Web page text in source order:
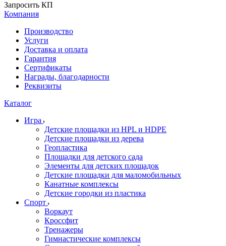
Запросить КП
Компания
Производство
Услуги
Доставка и оплата
Гарантия
Сертификаты
Награды, благодарности
Реквизиты
Каталог
Игра
Детские площадки из HPL и HDPE
Детские площадки из дерева
Геопластика
Площадки для детского сада
Элементы для детских площадок
Детские площадки для маломобильных
Канатные комплексы
Детские городки из пластика
Спорт
Воркаут
Кроссфит
Тренажеры
Гимнастические комплексы